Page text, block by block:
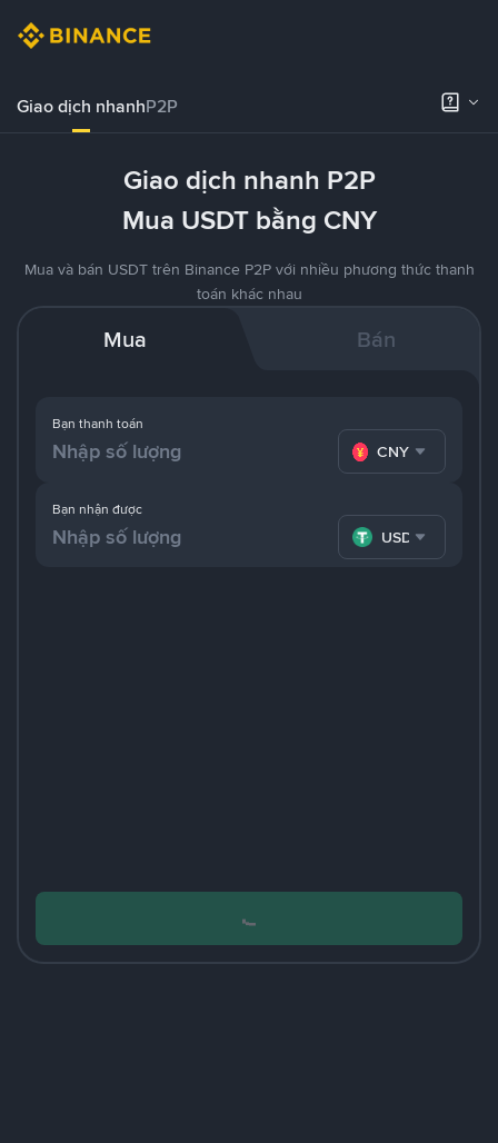
Giao dịch nhanhP2P
Giao dịch nhanh P2P
Mua USDT bằng CNY
Mua và bán USDT trên Binance P2P với nhiều phương thức thanh
toán khác nhau
Mua Bán
Bạn thanh toán
CNY
Bạn nhận được
USDT